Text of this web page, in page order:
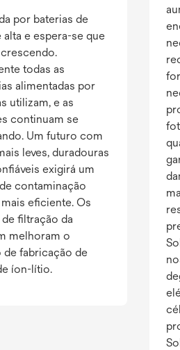
por baterias de
e espera-se que
todas as
alimentadas por
utilizam, e as
continuam se
Um futuro com
leves, duradouras
exigirá um
contaminação
eficiente. Os
filtração da
melhoram o
de fabricação de
íon-lítio.